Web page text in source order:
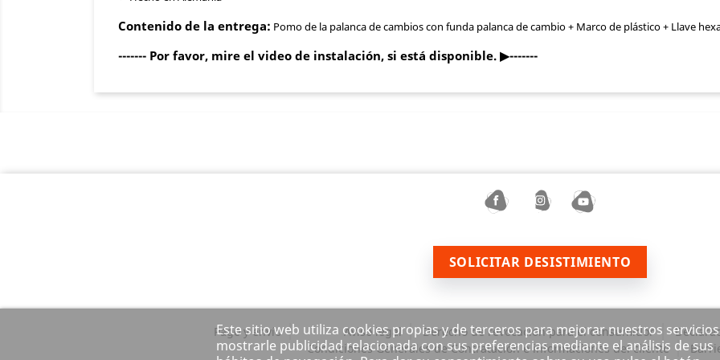
Contenido de la entrega: Pomo de la palanca de cambios con funda palanca de cambio + Marco de plástico + Llave
------- Por favor, mire el video de instalación, si está disponible. ▶-------
Este sitio web utiliza cookies propias y de terceros para mejorar nuestros
mostrarle publicidad relacionada con sus preferencias mediante el análisis de sus
SOLICITAR DESISTIMIENTO
Pago y envío Aviso legal Derecho de revocación para el consumidor
Condiciones Generales de Contratación e informaciones del cliente